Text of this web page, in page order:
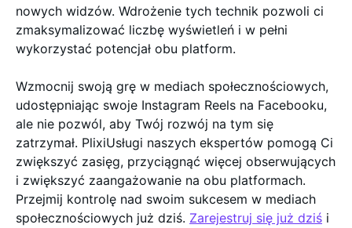
nowych widzów. Wdrożenie tych technik pozwoli ci
zmaksymalizować liczbę wyświetleń i w pełni
wykorzystać potencjał obu platform.
Wzmocnij swoją grę w mediach społecznościowych,
udostępniając swoje Instagram Reels na Facebooku,
ale nie pozwól, aby Twój rozwój na tym się
zatrzymał. PlixiUsługi naszych ekspertów pomogą Ci
zwiększyć zasięg, przyciągnąć więcej obserwujących
i zwiększyć zaangażowanie na obu platformach.
Przejmij kontrolę nad swoim sukcesem w mediach
społecznościowych już dziś. Zarejestruj się już dziś i